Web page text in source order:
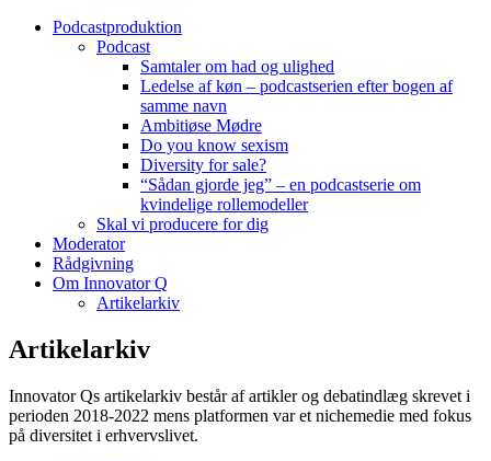
Podcastproduktion
Podcast
Samtaler om had og ulighed
Ledelse af køn – podcastserien efter bogen af
samme navn
Ambitiøse Mødre
Do you know sexism
Diversity for sale?
“Sådan gjorde jeg” – en podcastserie om
kvindelige rollemodeller
Skal vi producere for dig
Moderator
Rådgivning
Om Innovator Q
Artikelarkiv
Artikelarkiv
Innovator Qs artikelarkiv består af artikler og debatindlæg skrevet i
perioden 2018-2022 mens platformen var et nichemedie med fokus
på diversitet i erhvervslivet.